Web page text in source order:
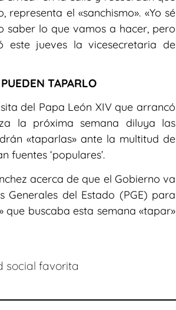
el «sanchismo». «Yo sé
saber lo que vamos a hacer, pero
jueves la vicesecretaria de
TAPARLO
del Papa León XIV que arrancó
la próxima semana diluya las
«taparlas» ante la multitud de
fuentes ‘populares’.
acerca de que el Gobierno va
del Estado (PGE) para
que buscaba esta semana «tapar»
social favorita